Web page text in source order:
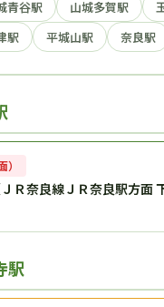
青谷駅 山城多賀駅
駅 平城山駅 奈良駅
Ｒ奈良線ＪＲ奈良駅方面
駅